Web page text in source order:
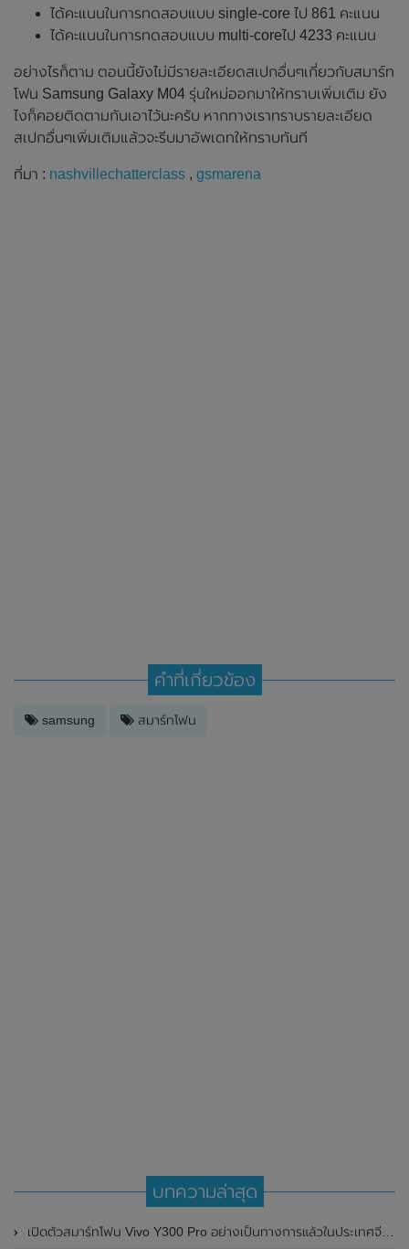
ได้คะแนนในการทดสอบแบบ single-core ไป 861 คะแนน
ได้คะแนนในการทดสอบแบบ multi-coreไป 4233 คะแนน
อย่างไรก็ตาม ตอนนี้ยังไม่มีรายละเอียดสเปกอื่นๆเกี่ยวกับสมาร์ท
โฟน Samsung Galaxy M04 รุ่นใหม่ออกมาให้ทราบเพิ่มเติม ยัง
ไงก็คอยติดตามกันเอาไว้นะครับ หากทางเราทราบรายละเอียด
สเปกอื่นๆเพิ่มเติมแล้วจะรีบมาอัพเดทให้ทราบทันที
ที่มา : nashvillechatterclass , gsmarena
คำที่เกี่ยวข้อง
samsung สมาร์ทโฟน
บทความล่าสุด
เปิดตัวสมาร์ทโฟน Vivo Y300 Pro อย่างเป็นทางการแล้วในประเทศจีน มาพร้อมดีไซน์พรีเมี่ยม ทนทาน และแบตเตอรี่สุดอึดขนาดใหญ่ 6,500mAh พร้อมรองรับการชาร์จไว 80W